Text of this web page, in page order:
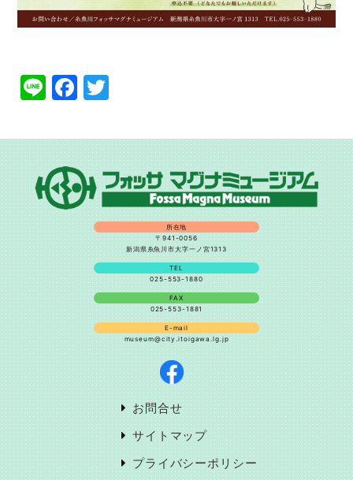
LineFacebook
所在地
〒941-0056
新潟県糸魚川市大字一ノ宮1313
TEL
025-553-1880
FAX
025-553-1881
E-mail
museum@city.itoigawa.lg.jp
お問合せ
サイトマップ
プライバシーポリシー